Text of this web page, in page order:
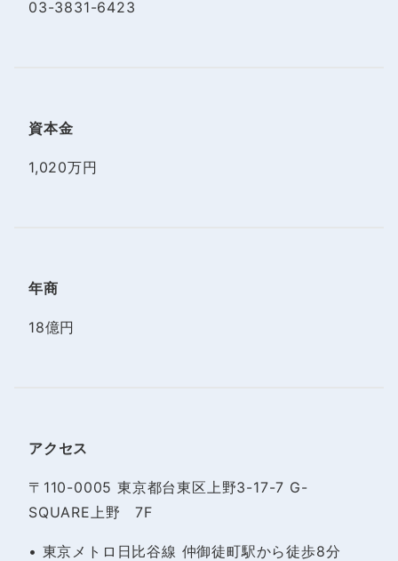
03-3831-6423
資本金
1,020万円
年商
18億円
アクセス
〒110-0005 東京都台東区上野3-17-7 G-
SQUARE上野 7F
• 東京メトロ日比谷線 仲御徒町駅から徒歩8分